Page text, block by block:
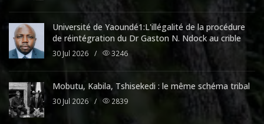
Université de Yaoundé1:L'illégalité de la procédure
de réintégration du Dr Gaston N. Ndock au crible
30 Jul 2026 / 3246
Mobutu, Kabila, Tshisekedi : le même schéma tribal
30 Jul 2026 / 2839